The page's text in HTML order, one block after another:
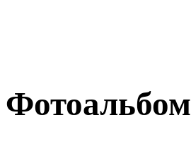
Фотоальбом